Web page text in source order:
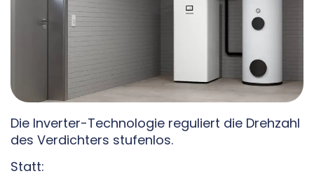
Die Inverter-Technologie reguliert die Drehzahl
des Verdichters stufenlos.
Statt: